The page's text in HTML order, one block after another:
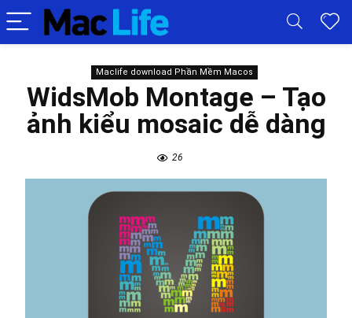
Maclife download Phần Mềm Macos
WidsMob Montage – Tạo
ảnh kiểu mosaic dễ dàng
26